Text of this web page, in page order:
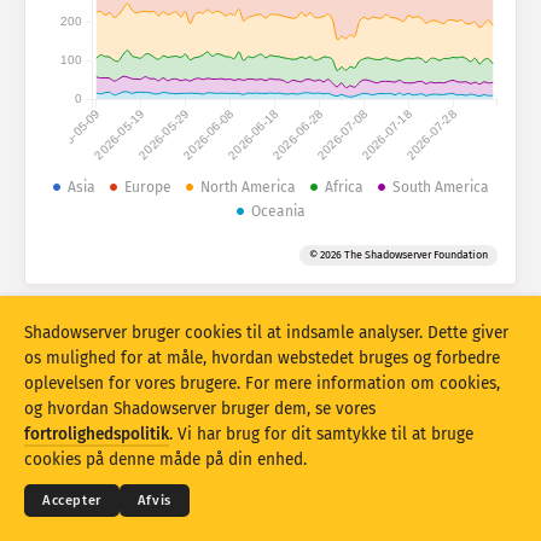
Angrebsstatistikker: Enheder
Hjælp
Datasæt
Grænse
Overlappende
Opdater Nulstil
Download som PNG
2026-05-092026-05-192026-05-292026-06-082026-06-182026-06-282026-07-082026-07-182026-07-28
0
100
200
Asia Europe North America Africa
South America
Oceania
© 2026 The Shadowserver Foundation
© 2026THE SHADOWSERVER FOUNDATION
Fortrolighed og vilkår
Kontakt os Krediteringer
Shadowserver bruger cookies til at indsamle analyser. Dette giver
os mulighed for at måle, hvordan webstedet bruges og forbedre
oplevelsen for vores brugere. For mere information om cookies,
og hvordan Shadowserver bruger dem, se vores
fortrolighedspolitik. Vi har brug for dit samtykke til at bruge
cookies på denne måde på din enhed.
Accepter Afvis